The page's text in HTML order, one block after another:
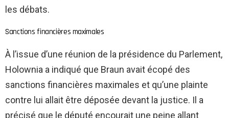
les débats.
Sanctions financières maximales
À l’issue d’une réunion de la présidence du Parlement,
Holownia a indiqué que Braun avait écopé des
sanctions financières maximales et qu’une plainte
contre lui allait être déposée devant la justice. Il a
précisé que le député encourait une peine allant